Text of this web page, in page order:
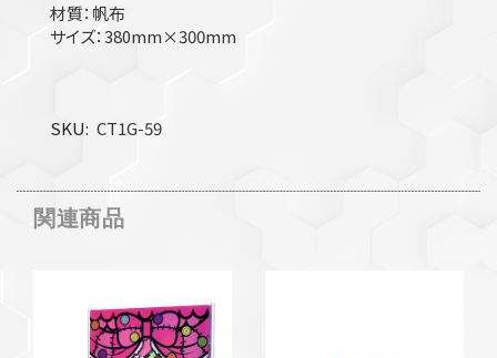
材質：帆布
サイズ：380mm×300mm
SKU CT1G-59
関連商品